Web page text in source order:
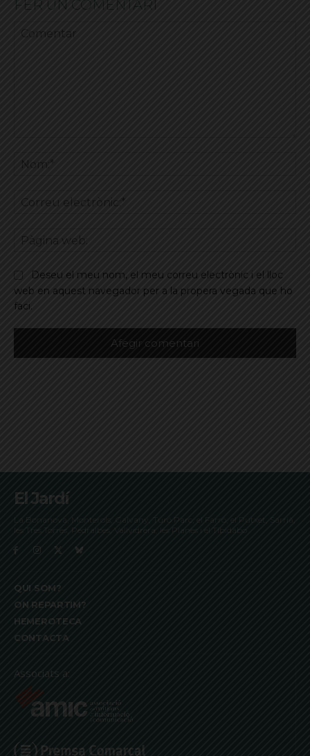
FER UN COMENTARI
Deseu el meu nom, el meu correu electrònic i el lloc
web en aquest navegador per a la propera vegada que ho
faci.
El Jardí
La Bonanova, Monterols, Galvany, Turó Parc, el Farró, el Putxet, Sarrià,
les Tres Torres, Pedralbes, Vallvidrera, les Planes i el Tibidabo
QUI SOM?
ON REPARTIM?
HEMEROTECA
CONTACTA
Associats a: